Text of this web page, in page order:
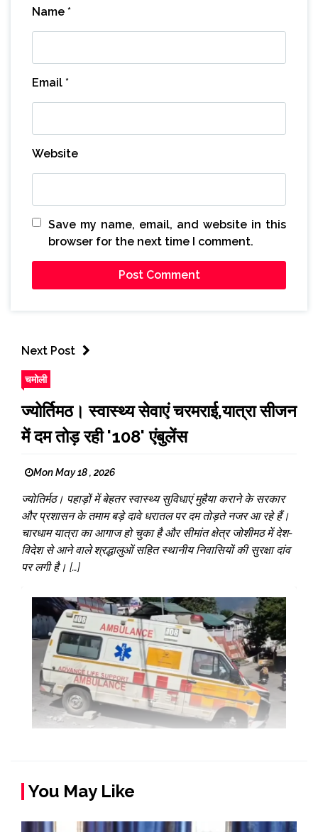
Name *
Email *
Website
Save my name, email, and website in this
browser for the next time I comment.
Next Post
चमोली
ज्योर्तिमठ। स्वास्थ्य सेवाएं चरमराई,यात्रा सीजन
में दम तोड़ रही '108' एंबुलेंस
Mon May 18 , 2026
ज्योतिर्मठ। पहाड़ों में बेहतर स्वास्थ्य सुविधाएं मुहैया कराने के सरकार
और प्रशासन के तमाम बड़े दावे धरातल पर दम तोड़ते नजर आ रहे हैं।
चारधाम यात्रा का आगाज हो चुका है और सीमांत क्षेत्र जोशीमठ में देश-
विदेश से आने वाले श्रद्धालुओं सहित स्थानीय निवासियों की सुरक्षा दांव
पर लगी है। […]
You May Like